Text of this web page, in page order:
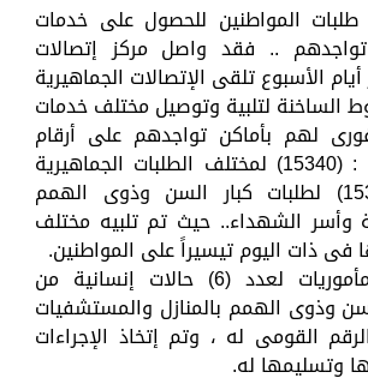
طلبات المواطنين للحصول على خدمات
تواجدهم .. فقد واصل مركز إتصالات
الأسبوع تلقى الإتصالات الجماهيرية
الساخنة لتلبية وتوصيل مختلف خدمات
لهم بأماكن تواجدهم على أرقام
المركز المختصرة : (15340) لمختلف الطلبات الجماهيرية
الفورية – (15341) لطلبات كبار السن وذوى الهمم
وأسر الشهداء.. حيث تم تلبيه مختلف
فى ذات اليوم تيسيراً على المواطنين.
كما تم إيفاد مأموريات لعدد (6) حالات إنسانية من
وذوى الهمم بالمنازل والمستشفيات
القومى له ، وتم إتخاذ الإجراءات
وتسليمها له.